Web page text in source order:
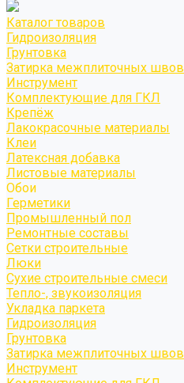
Каталог товаров
Гидроизоляция
Грунтовка
Затирка межплиточных швов
Инструмент
Комплектующие для ГКЛ
Крепёж
Лакокрасочные материалы
Клеи
Латексная добавка
Листовые материалы
Обои
Герметики
Промышленный пол
Ремонтные составы
Сетки строительные
Люки
Сухие строительные смеси
Тепло-, звукоизоляция
Укладка паркета
Гидроизоляция
Грунтовка
Затирка межплиточных швов
Инструмент